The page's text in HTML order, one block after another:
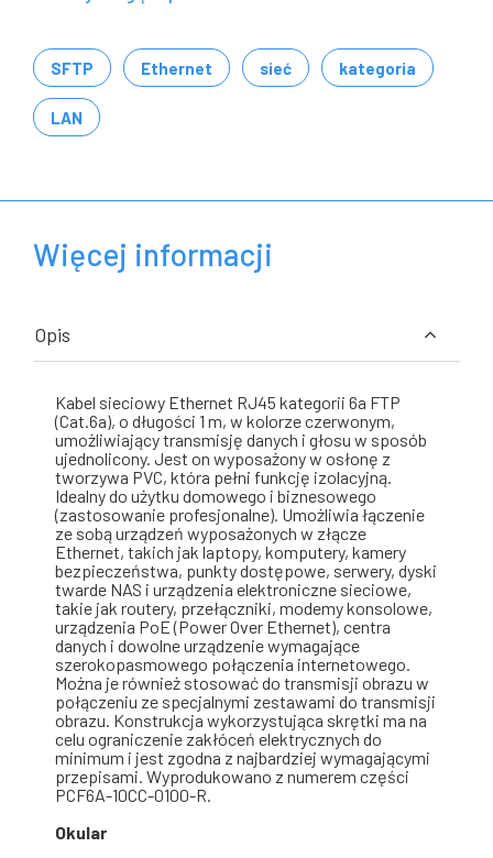
SFTP Ethernet sieć kategoria
LAN
Więcej informacji
Opis
Kabel sieciowy Ethernet RJ45 kategorii 6a FTP
(Cat.6a), o długości 1 m, w kolorze czerwonym,
umożliwiający transmisję danych i głosu w sposób
ujednolicony. Jest on wyposażony w osłonę z
tworzywa PVC, która pełni funkcję izolacyjną.
Idealny do użytku domowego i biznesowego
(zastosowanie profesjonalne). Umożliwia łączenie
ze sobą urządzeń wyposażonych w złącze
Ethernet, takich jak laptopy, komputery, kamery
bezpieczeństwa, punkty dostępowe, serwery, dyski
twarde NAS i urządzenia elektroniczne sieciowe,
takie jak routery, przełączniki, modemy konsolowe,
urządzenia PoE (Power Over Ethernet), centra
danych i dowolne urządzenie wymagające
szerokopasmowego połączenia internetowego.
Można je również stosować do transmisji obrazu w
połączeniu ze specjalnymi zestawami do transmisji
obrazu. Konstrukcja wykorzystująca skrętki ma na
celu ograniczenie zakłóceń elektrycznych do
minimum i jest zgodna z najbardziej wymagającymi
przepisami. Wyprodukowano z numerem części
PCF6A-10CC-0100-R.
Okular